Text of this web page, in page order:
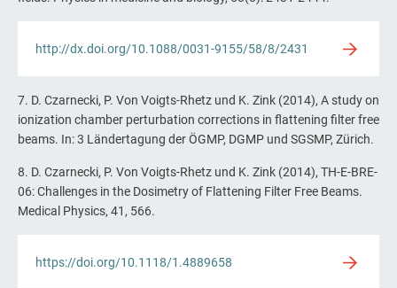
http://dx.doi.org/10.1088/0031-9155/58/8/2431
7. D. Czarnecki, P. Von Voigts-Rhetz und K. Zink (2014), A study on
ionization chamber perturbation corrections in flattening filter free
beams. In: 3 Ländertagung der ÖGMP, DGMP und SGSMP, Zürich.
8. D. Czarnecki, P. Von Voigts-Rhetz und K. Zink (2014), TH-E-BRE-
06: Challenges in the Dosimetry of Flattening Filter Free Beams.
Medical Physics, 41, 566.
https://doi.org/10.1118/1.4889658